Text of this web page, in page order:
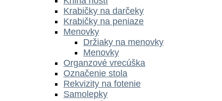
Krabičky na darčeky
Krabičky na peniaze
Menovky
Držiaky na menovky
Menovky
Organzové vrecúška
Označenie stola
Rekvizity na fotenie
Samolepky